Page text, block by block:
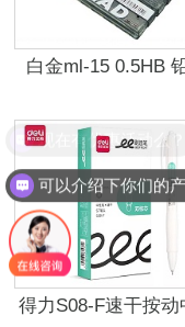
白金ml-15 0.5HB
得力S08-F速干按动
现在有优惠活动么？